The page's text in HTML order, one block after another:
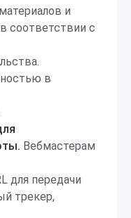
и
соответствии с
в
Вебмастерам
для передачи
трекер,